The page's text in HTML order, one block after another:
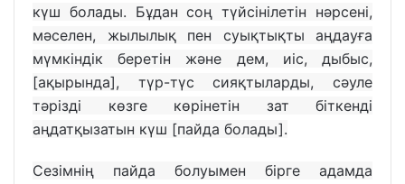
күш болады. Бұдан соң түйсінілетін нәрсені,
мәселен, жылылық пен суықтықты аңдауға
мүмкіндік беретін және дем, иіс, дыбыс,
[ақырында], түр-түс сияқтыларды, сәуле
тәрізді көзге көрінетін зат біткенді
аңдатқызатын күш [пайда болады].
Сезімнің пайда болуымен бірге адамда